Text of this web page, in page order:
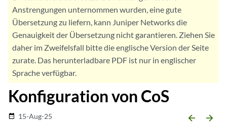
Anstrengungen unternommen wurden, eine gute
Übersetzung zu liefern, kann Juniper Networks die
Genauigkeit der Übersetzung nicht garantieren. Ziehen Sie
daher im Zweifelsfall bitte die englische Version der Seite
zurate. Das herunterladbare PDF ist nur in englischer
Sprache verfügbar.
Konfiguration von CoS
date_range 15-Aug-25 arrow_backward arrow_forward